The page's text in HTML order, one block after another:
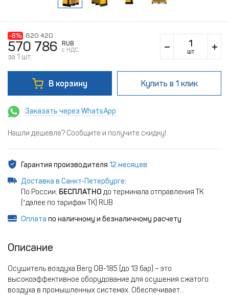
-8% 620 420
570 786
RUB
c НДС
за 1 шт.
шт
В корзину Купить в 1 клик
Заказать через WhatsApp
Нашли дешевле? Сообщите и получите скидку!
Гарантия производителя 12 месяцев
Доставка в Санкт-Петербурге:
По России: БЕСПЛАТНО до терминала отправления ТК
(*далее по тарифам ТК) RUB
Оплата по наличному и безналичному расчету
Описание
Осушитель воздуха Berg ОВ-185 (до 13 бар) – это
высокоэффективное оборудование для осушения сжатого
воздуха в промышленных системах. Обеспечивает